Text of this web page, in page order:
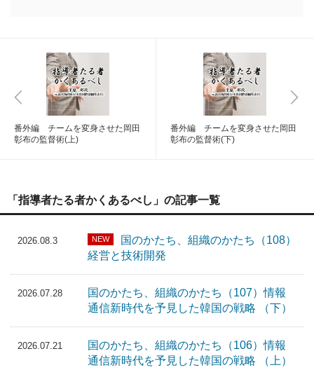
番外編 チームを変身させた岡田
彰布の監督術(上)
番外編 チームを変身させた岡田
彰布の監督術(下)
「指導者たる者かくあるべし」の記事一覧
2026.08.3 NEW
国のかたち、組織のかたち（108）
経営と技術開発
2026.07.28
国のかたち、組織のかたち（107）情報
通信新時代を予見した韓国の戦略 （下）
2026.07.21
国のかたち、組織のかたち（106）情報
通信新時代を予見した韓国の戦略 （上）